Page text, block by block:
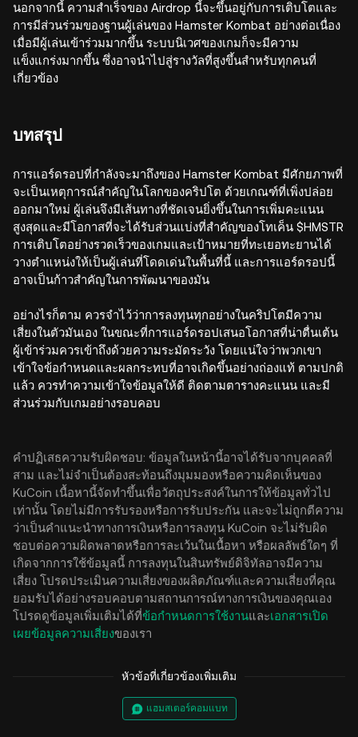
นอกจากนี้ ความสำเร็จของ Airdrop นี้จะขึ้นอยู่กับการเติบโตและ
การมีส่วนร่วมของฐานผู้เล่นของ Hamster Kombat อย่างต่อเนื่อง
เมื่อมีผู้เล่นเข้าร่วมมากขึ้น ระบบนิเวศของเกมก็จะมีความ
แข็งแกร่งมากขึ้น ซึ่งอาจนำไปสู่รางวัลที่สูงขึ้นสำหรับทุกคนที่
เกี่ยวข้อง
บทสรุป
การแอร์ดรอปที่กำลังจะมาถึงของ Hamster Kombat มีศักยภาพที่
จะเป็นเหตุการณ์สำคัญในโลกของคริปโต ด้วยเกณฑ์ที่เพิ่งปล่อย
ออกมาใหม่ ผู้เล่นจึงมีเส้นทางที่ชัดเจนยิ่งขึ้นในการเพิ่มคะแนน
สูงสุดและมีโอกาสที่จะได้รับส่วนแบ่งที่สำคัญของโทเค็น $HMSTR
การเติบโตอย่างรวดเร็วของเกมและเป้าหมายที่ทะเยอทะยานได้
วางตำแหน่งให้เป็นผู้เล่นที่โดดเด่นในพื้นที่นี้ และการแอร์ดรอปนี้
อาจเป็นก้าวสำคัญในการพัฒนาของมัน
อย่างไรก็ตาม ควรจำไว้ว่าการลงทุนทุกอย่างในคริปโตมีความ
เสี่ยงในตัวมันเอง ในขณะที่การแอร์ดรอปเสนอโอกาสที่น่าตื่นเต้น
ผู้เข้าร่วมควรเข้าถึงด้วยความระมัดระวัง โดยแน่ใจว่าพวกเขา
เข้าใจข้อกำหนดและผลกระทบที่อาจเกิดขึ้นอย่างถ่องแท้ ตามปกติ
แล้ว ควรทำความเข้าใจข้อมูลให้ดี ติดตามตารางคะแนน และมี
ส่วนร่วมกับเกมอย่างรอบคอบ
คำปฏิเสธความรับผิดชอบ: ข้อมูลในหน้านี้อาจได้รับจากบุคคลที่
สาม และไม่จำเป็นต้องสะท้อนถึงมุมมองหรือความคิดเห็นของ
KuCoin เนื้อหานี้จัดทำขึ้นเพื่อวัตถุประสงค์ในการให้ข้อมูลทั่วไป
เท่านั้น โดยไม่มีการรับรองหรือการรับประกัน และจะไม่ถูกตีความ
ว่าเป็นคำแนะนำทางการเงินหรือการลงทุน KuCoin จะไม่รับผิด
ชอบต่อความผิดพลาดหรือการละเว้นในเนื้อหา หรือผลลัพธ์ใดๆ ที่
เกิดจากการใช้ข้อมูลนี้ การลงทุนในสินทรัพย์ดิจิทัลอาจมีความ
เสี่ยง โปรดประเมินความเสี่ยงของผลิตภัณฑ์และความเสี่ยงที่คุณ
ยอมรับได้อย่างรอบคอบตามสถานการณ์ทางการเงินของคุณเอง
โปรดดูข้อมูลเพิ่มเติมได้ที่ข้อกำหนดการใช้งานและเอกสารเปิด
เผยข้อมูลความเสี่ยงของเรา
หัวข้อที่เกี่ยวข้องเพิ่มเติม
แฮมสเตอร์คอมแบท